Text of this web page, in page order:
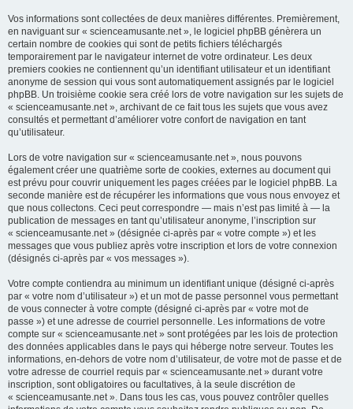
Vos informations sont collectées de deux manières différentes. Premièrement,
en naviguant sur « scienceamusante.net », le logiciel phpBB génèrera un
certain nombre de cookies qui sont de petits fichiers téléchargés
temporairement par le navigateur internet de votre ordinateur. Les deux
premiers cookies ne contiennent qu’un identifiant utilisateur et un identifiant
anonyme de session qui vous sont automatiquement assignés par le logiciel
phpBB. Un troisième cookie sera créé lors de votre navigation sur les sujets de
« scienceamusante.net », archivant de ce fait tous les sujets que vous avez
consultés et permettant d’améliorer votre confort de navigation en tant
qu’utilisateur.
Lors de votre navigation sur « scienceamusante.net », nous pouvons
également créer une quatrième sorte de cookies, externes au document qui
est prévu pour couvrir uniquement les pages créées par le logiciel phpBB. La
seconde manière est de récupérer les informations que vous nous envoyez et
que nous collectons. Ceci peut correspondre — mais n’est pas limité à — la
publication de messages en tant qu’utilisateur anonyme, l’inscription sur
« scienceamusante.net » (désignée ci-après par « votre compte ») et les
messages que vous publiez après votre inscription et lors de votre connexion
(désignés ci-après par « vos messages »).
Votre compte contiendra au minimum un identifiant unique (désigné ci-après
par « votre nom d’utilisateur ») et un mot de passe personnel vous permettant
de vous connecter à votre compte (désigné ci-après par « votre mot de
passe ») et une adresse de courriel personnelle. Les informations de votre
compte sur « scienceamusante.net » sont protégées par les lois de protection
des données applicables dans le pays qui héberge notre serveur. Toutes les
informations, en-dehors de votre nom d’utilisateur, de votre mot de passe et de
votre adresse de courriel requis par « scienceamusante.net » durant votre
inscription, sont obligatoires ou facultatives, à la seule discrétion de
« scienceamusante.net ». Dans tous les cas, vous pouvez contrôler quelles